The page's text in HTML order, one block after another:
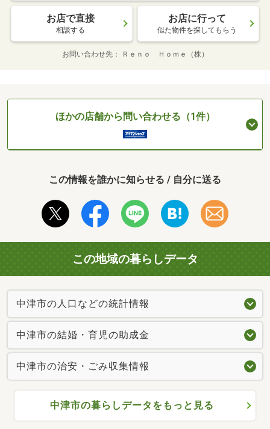
お店で直接
相談する
お店に行って
似た物件を探してもらう
お問い合わせ先 Ｒｅｎｏ Ｈｏｍｅ（株）
ほかの店舗から問い合わせる（1件）
この情報を誰かに知らせる / 自分に送る
この地域の暮らしデータ
中津市の人口などの統計情報
中津市の結婚・育児の助成金
中津市の治安・ごみ収集情報
中津市の暮らしデータをもっと見る